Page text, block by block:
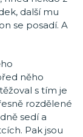
další mu
se posadí. A
něho
s tím je
rozdělené
sedí a
Pak jsou